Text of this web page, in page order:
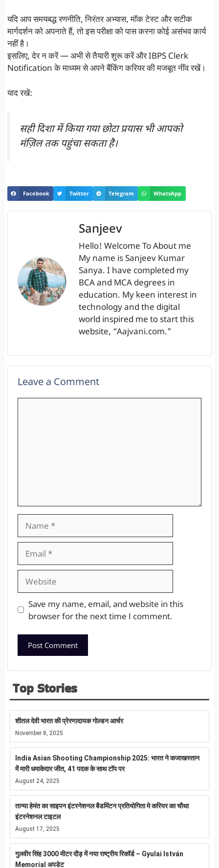
यदि आप समयबद्ध रणनीति, निरंतर अभ्यास, मॉक टेस्ट और सटीक
मार्गदर्शन को अपनाते हैं, तो इस परीक्षा को पास करना कोई असंभव कार्य
नहीं है।
इसलिए, देर न करें — अभी से तैयारी शुरू करें और IBPS Clerk
Notification के माध्यम से अपने बैंकिंग करियर की मजबूत नींव रखें।
याद रखें:
सही दिशा में किया गया छोटा प्रयास भी आपको
मंज़िल तक पहुंचा सकता है।
Facebook Twitter Telegram WhatsApp
Sanjeev
Hello! Welcome To About me
My name is Sanjeev Kumar
Sanya. I have completed my
BCA and MCA degrees in
education. My keen interest in
technology and the digital
world inspired me to start this
website, “Aajvani.com.”
Leave a Comment
Save my name, email, and website in this
browser for the next time I comment.
Top Stories
शीतल देवी भारत की प्रेरणादायक गोल्डन आर्चर
November 8, 2025
India Asian Shooting Championship 2025: भारत ने कजाखस्तान
में मारी धमाकेदार जीत, 41 पदक के साथ टॉप पर
August 24, 2025
तान्या हेमंत का साइपन इंटरनेशनल बैडमिंटन प्रतियोगिता मे करियर का चौथा
इंटरनेशनल टाइटल
August 17, 2025
गुलवीर सिंह 3000 मीटर दौड़ में नया राष्ट्रीय रिकॉर्ड – Gyulai István
Memorial अपडेट